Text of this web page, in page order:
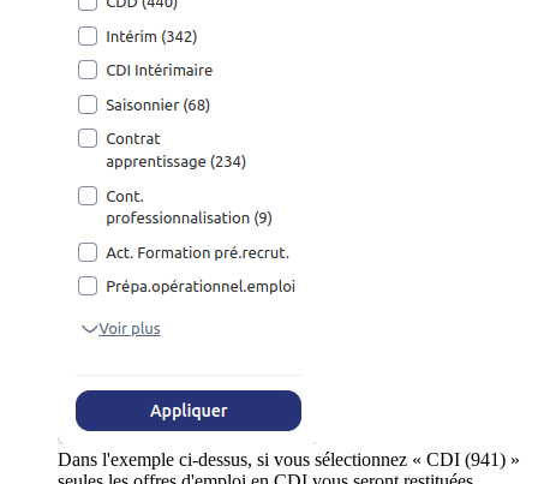
Dans l'exemple ci-dessus, si vous sélectionnez « CDI (941) »